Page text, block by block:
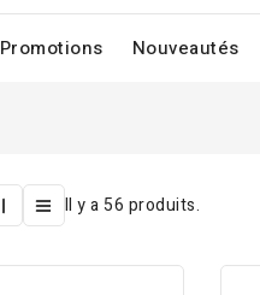
Promotions Nouveautés
Il y a 56 produits.